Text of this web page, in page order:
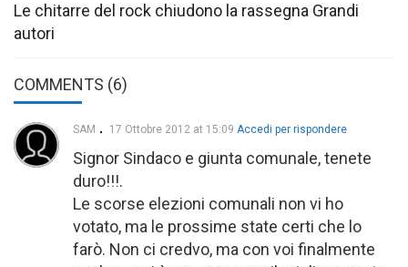
Le chitarre del rock chiudono la rassegna Grandi
autori
COMMENTS (6)
SAM 17 Ottobre 2012 at 15:09 Accedi per rispondere
Signor Sindaco e giunta comunale, tenete
duro!!!.
Le scorse elezioni comunali non vi ho
votato, ma le prossime state certi che lo
farò. Non ci credvo, ma con voi finalmente